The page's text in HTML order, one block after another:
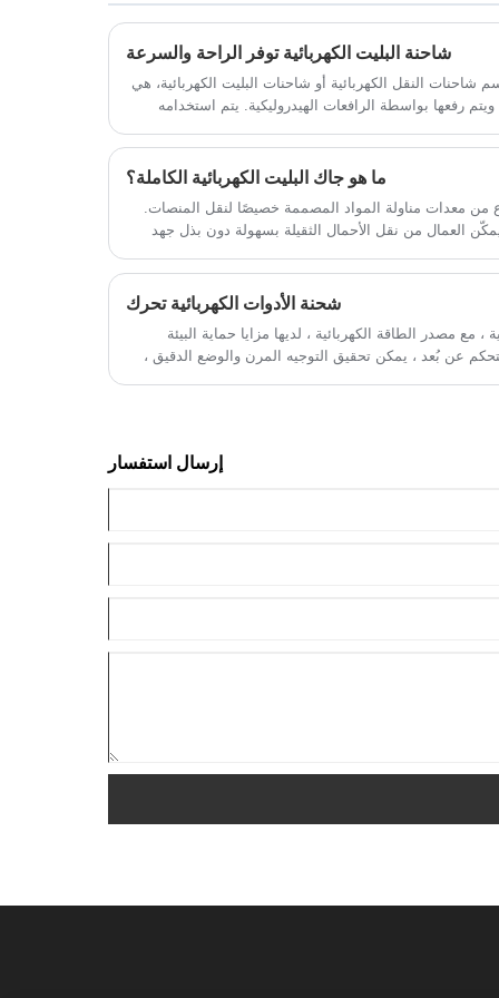
يشار إليه باسم مكدس البليت الكهربائي
لقدراته على التكديس.
عند تشغيله من مسافة بعيدة.
شاحنة البليت الكهربائية توفر الراحة والسرعة
شاحنات النقل الكهربائية أو شاحنات البليت الكهربائية، هي
رفعها بواسطة الرافعات الهيدروليكية. يتم استخدامه
من مدخلات القوى العاملة والموارد المادية.
ما هو جاك البليت الكهربائية الكاملة؟
من معدات مناولة المواد المصممة خصيصًا لنقل المنصات.
العمال من نقل الأحمال الثقيلة بسهولة دون بذل جهد
شحنة الأدوات الكهربائية تحرك
مع مصدر الطاقة الكهربائية ، لديها مزايا حماية البيئة
عن بُعد ، يمكن تحقيق التوجيه المرن والوضع الدقيق ،
إرسال استفسار